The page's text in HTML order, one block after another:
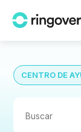
CENTRO DE